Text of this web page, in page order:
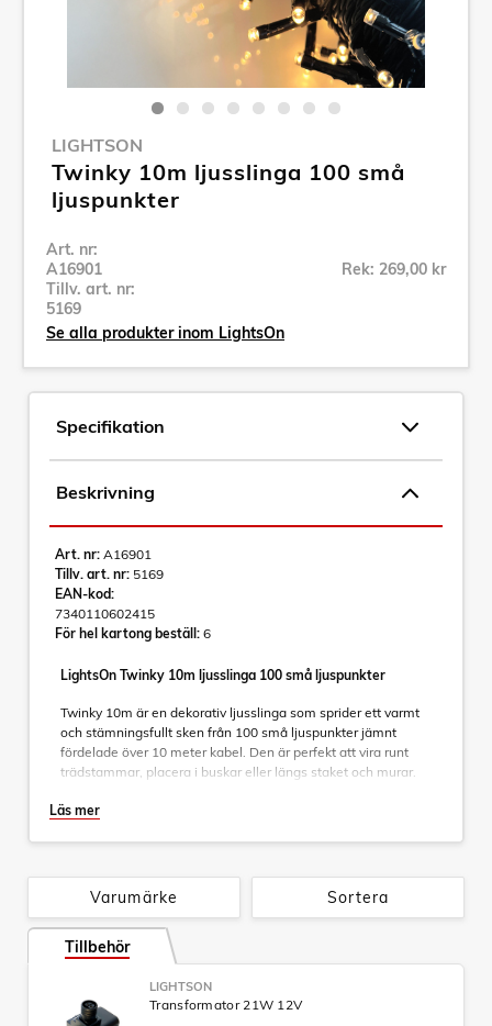
LIGHTSON
Twinky 10m ljusslinga 100 små
ljuspunkter
Art. nr:
A16901
Tillv. art. nr:
5169
Rek: 269,00 kr
Se alla produkter inom LightsOn
Specifikation
Beskrivning
Art. nr: A16901
Tillv. art. nr: 5169
EAN-kod:
7340110602415
För hel kartong beställ: 6
LightsOn Twinky 10m ljusslinga 100 små ljuspunkter
Twinky 10m är en dekorativ ljusslinga som sprider ett varmt
och stämningsfullt sken från 100 små ljuspunkter jämnt
fördelade över 10 meter kabel. Den är perfekt att vira runt
trädstammar, placera i buskar eller längs staket och murar.
fasaden för att skapa ett mjukt ljustäcke som lyfter din
Twinky finns i tre versioner:
• Twinky 10m – 100 små ljuspunkter
• Twinky 20m – 200 små ljuspunkter
• TwinkyPro 10m – 100 större ljuspunkter
På så sätt kan du välja den längd som passar bäst för just din
miljö – eller kombinera båda för ännu mer ljus och stämning.
Läs mer
Sortera
Varumärke
Tillbehör
LIGHTSON
Transformator 21W 12V